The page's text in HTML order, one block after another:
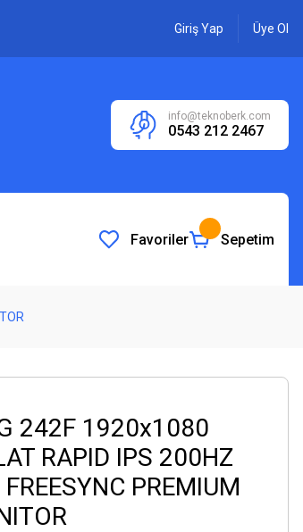
Giriş Yap Üye Ol
info@teknoberk.com
0543 212 2467
Favoriler Sepetim
242F 1920x1080
RAPID IPS 200HZ
PREMIUM